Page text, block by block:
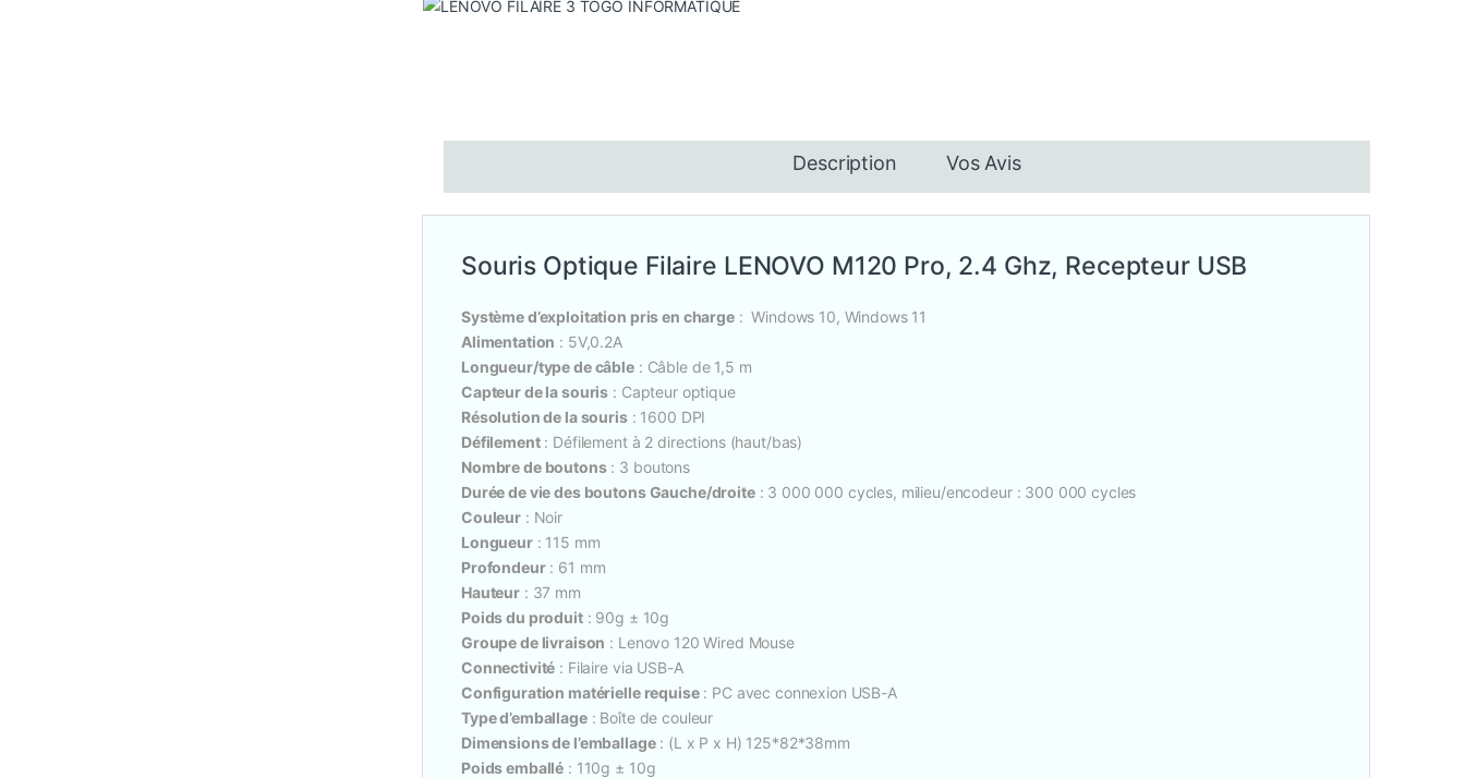
Description Vos Avis
Souris Optique Filaire LENOVO M120 Pro, 2.4 Ghz, Recepteur USB
Système d’exploitation pris en charge: Windows 10, Windows 11
Alimentation : 5V,0.2A
Longueur/type de câble: Câble de 1,5 m
Capteur de la souris : Capteur optique
Résolution de la souris: 1600 DPI
Défilement: Défilement à 2 directions (haut/bas)
Nombre de boutons: 3 boutons
Durée de vie des boutons Gauche/droite: 3 000 000 cycles, milieu/encodeur : 300 000 cycles
Couleur : Noir
Longueur: 115 mm
Profondeur: 61 mm
Hauteur : 37 mm
Poids du produit: 90g ± 10g
Groupe de livraison : Lenovo 120 Wired Mouse
Connectivité : Filaire via USB-A
Configuration matérielle requise: PC avec connexion USB-A
Type d’emballage: Boîte de couleur
Dimensions de l’emballage: (L x P x H) 125*82*38mm
Poids emballé : 110g ± 10g